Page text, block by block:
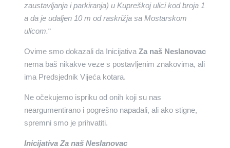
zaustavljanja i parkiranja) u Kupreškoj ulici kod broja 1
a da je udaljen 10 m od raskrižja sa Mostarskom
ulicom.“
Ovime smo dokazali da Inicijativa Za naš Neslanovac
nema baš nikakve veze s postavljenim znakovima, ali
ima Predsjednik Vijeća kotara.
Ne očekujemo ispriku od onih koji su nas
neargumentirano i pogrešno napadali, ali ako stigne,
spremni smo je prihvatiti.
Inicijativa Za naš Neslanovac